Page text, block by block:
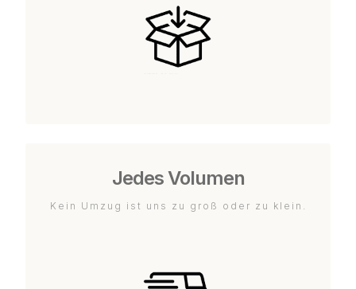
Jedes Volumen
Kein Umzug ist uns zu groß oder zu klein.